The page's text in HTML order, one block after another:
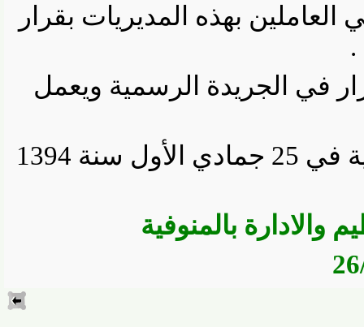
بهذه المديريات بقرار
في الجريدة الرسمية ويعمل
صدر برئاسة الجمهورية في 25 جمادي الأول سنة 1394
بالمنوفية